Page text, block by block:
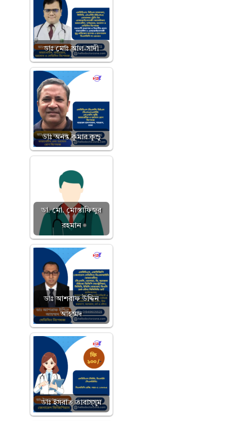
ডাঃ মোঃ আল-সাদী
ডাঃ অনন্ত কুমার কুন্ডু
ডা. মো. মোস্তাফিজুর
রহমান
ডাঃ আশরাফ উদ্দিন
আহম্মদ
ডাঃ ইসরাত তাবাস্সুম